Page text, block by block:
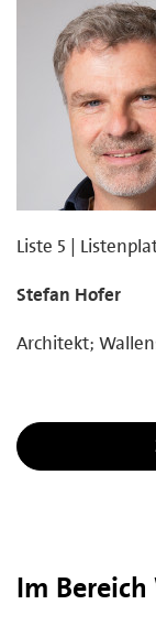
Liste 5 |
Stefan Hofer
Architekt;
Im